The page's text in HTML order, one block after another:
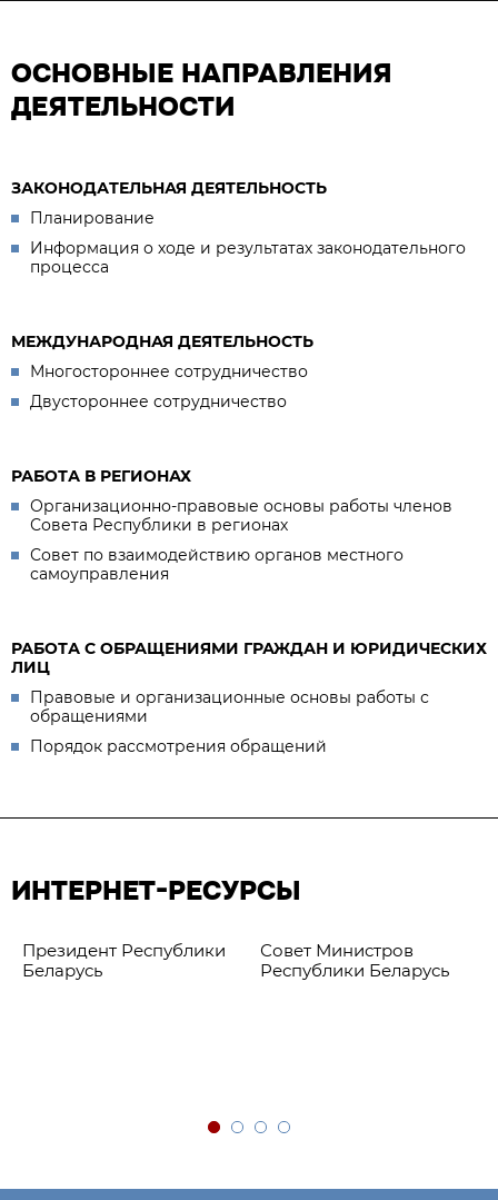
ОСНОВНЫЕ НАПРАВЛЕНИЯ
ДЕЯТЕЛЬНОСТИ
ЗАКОНОДАТЕЛЬНАЯ ДЕЯТЕЛЬНОСТЬ
Планирование
Информация о ходе и результатах законодательного
процесса
МЕЖДУНАРОДНАЯ ДЕЯТЕЛЬНОСТЬ
Многостороннее сотрудничество
Двустороннее сотрудничество
РАБОТА В РЕГИОНАХ
Организационно-правовые основы работы членов
Совета Республики в регионах
Совет по взаимодействию органов местного
самоуправления
РАБОТА С ОБРАЩЕНИЯМИ ГРАЖДАН И ЮРИДИЧЕСКИХ
ЛИЦ
Правовые и организационные основы работы с
обращениями
Порядок рассмотрения обращений
ИНТЕРНЕТ-РЕСУРСЫ
Президент Республики
Беларусь
Совет Министров
Республики Беларусь